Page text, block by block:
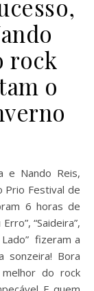
rock
o
Prio Festival de
6 horas de
“Saideira”,
Lado” fizeram a
sonzeira! Bora
do rock